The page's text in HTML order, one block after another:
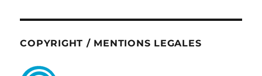
COPYRIGHT / MENTIONS LEGALES